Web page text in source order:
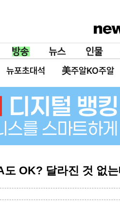
뉴포초대석 美주알KO주알
도 OK? 달라진 것 없